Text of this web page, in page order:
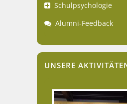
Schulpsychologie
Alumni-Feedback
UNSERE